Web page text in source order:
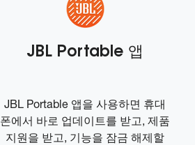
JBL Portable 앱
JBL Portable 앱을 사용하면 휴대
폰에서 바로 업데이트를 받고, 제품
지원을 받고, 기능을 잠금 해제할